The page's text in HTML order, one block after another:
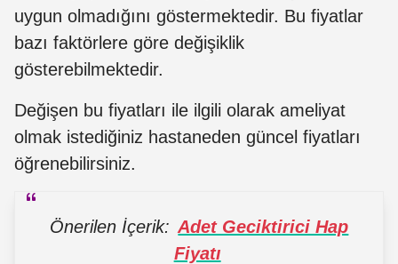
uygun olmadığını göstermektedir. Bu fiyatlar
bazı faktörlere göre değişiklik
gösterebilmektedir.
Değişen bu fiyatları ile ilgili olarak ameliyat
olmak istediğiniz hastaneden güncel fiyatları
öğrenebilirsiniz.
Önerilen İçerik: Adet Geciktirici Hap
Fiyatı